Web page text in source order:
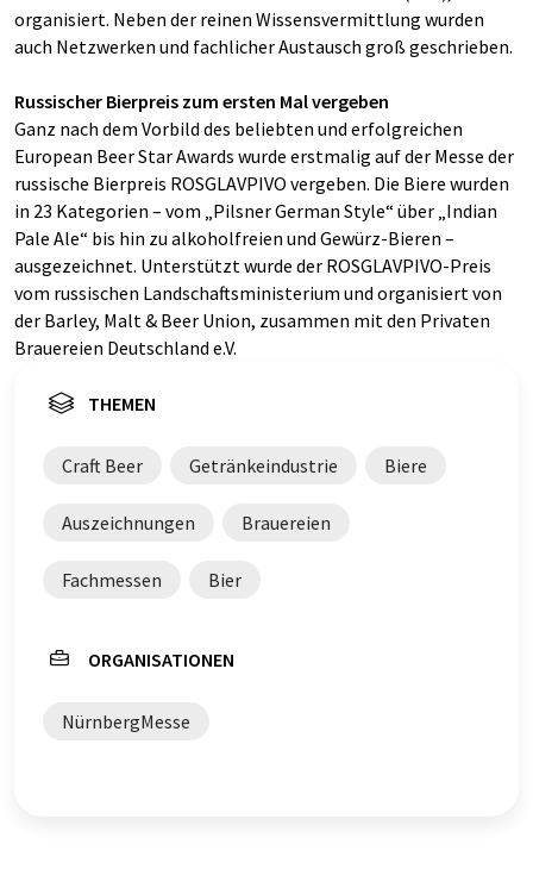
organisiert. Neben der reinen Wissensvermittlung wurden
auch Netzwerken und fachlicher Austausch groß geschrieben.
Russischer Bierpreis zum ersten Mal vergeben
Ganz nach dem Vorbild des beliebten und erfolgreichen
European Beer Star Awards wurde erstmalig auf der Messe der
russische Bierpreis ROSGLAVPIVO vergeben. Die Biere wurden
in 23 Kategorien – vom „Pilsner German Style“ über „Indian
Pale Ale“ bis hin zu alkoholfreien und Gewürz-Bieren –
ausgezeichnet. Unterstützt wurde der ROSGLAVPIVO-Preis
vom russischen Landschaftsministerium und organisiert von
der Barley, Malt & Beer Union, zusammen mit den Privaten
Brauereien Deutschland e.V.
THEMEN
Craft Beer Getränkeindustrie Biere
Auszeichnungen Brauereien
Fachmessen Bier
ORGANISATIONEN
NürnbergMesse